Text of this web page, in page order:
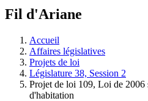
à
législative.
Fil d'Ariane
Accueil
Affaires législatives
Projets de loi
Législature 38, Session 2
Projet de loi 109, Loi de 2006
d'habitation